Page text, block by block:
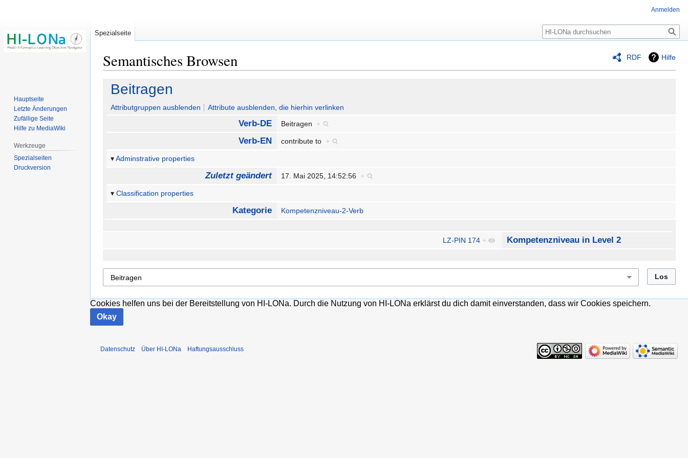
RDF Hilfe
Semantisches Browsen
Zur
Navigation
springen
Zur
Suche
springen
Beitragen
Attributgruppen ausblenden Attribute ausblenden, die hierhin verlinken
Verb-DE Beitragen +
Verb-EN contribute to +
Adminstrative properties
Zuletzt geändert 17. Mai 2025, 14:52:56 +
Classification properties
Kategorie Kompetenzniveau-2-Verb
LZ-PIN 174 + Kompetenzniveau in Level 2
Cookies helfen uns bei der Bereitstellung von HI-LONa. Durch die Nutzung von HI-LONa erklärst du dich damit einverstanden, dass wir Cookies speichern.
Okay
Anmelden
Spezialseite
Hauptseite
Letzte Änderungen
Zufällige Seite
Hilfe zu MediaWiki
Werkzeuge
Spezialseiten
Druckversion
Datenschutz Über HI-LONa Haftungsausschluss